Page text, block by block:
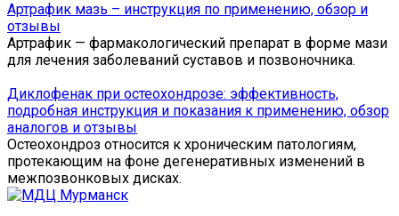
Артрафик мазь – инструкция по применению, обзор и
отзывы
Артрафик — фармакологический препарат в форме мази
для лечения заболеваний суставов и позвоночника.
Диклофенак при остеохондрозе: эффективность,
подробная инструкция и показания к применению, обзор
аналогов и отзывы
Остеохондроз относится к хроническим патологиям,
протекающим на фоне дегенеративных изменений в
межпозвонковых дисках.